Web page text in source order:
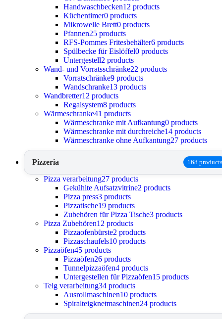
Handwaschbecken12 products
Küchentimer0 products
Mikrowelle Brett0 products
Pfannen25 products
RFS-Pommes Fritesbehälter6 products
Spülbecke für Eislöffel0 products
Untergestell2 products
Wand- und Vorratsschränke22 products
Vorratschränke9 products
Wandschranke13 products
Wandbretter12 products
Regalsystem8 products
Wärmeschranke41 products
Wärmeschranke mit Aufkantung0 products
Wärmeschranke mit durchreiche14 products
Wärmeschranke ohne Aufkantung27 products
Pizzeria 168 products
Pizza verarbeitung27 products
Gekühlte Aufsatzvitrine2 products
Pizza press3 products
Pizzatische19 products
Zubehören für Pizza Tische3 products
Pizza Zubehören12 products
Pizzaofenbürste2 products
Pizzaschaufels10 products
Pizzaöfen45 products
Pizzaöfen26 products
Tunnelpizzaöfen4 products
Untergestellen für Pizzaöfen15 products
Teig verarbeitung34 products
Ausrollmaschinen10 products
Spiralteigknetmaschinen24 products